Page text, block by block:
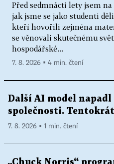
Před sedmnácti lety jsem
jak jsme se jako studenti
kteří hovořili zejména
se věnovali skutečnému
hospodářské...
7. 8. 2026 ▪ 4 min. čtení
Další AI model napadl
společnosti.
7. 8. 2026 ▪ 1 min. čtení
„Chuck Norris“